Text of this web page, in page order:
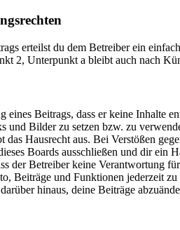
erteilst du dem Betreiber ein
2, Unterpunkt a bleibt auch nach
eines Beitrags, dass er keine Inhalte
und Bilder zu setzen bzw. zu
das Hausrecht aus. Bei Verstößen
Boards ausschließen und dir ein
der Betreiber keine Verantwortung
Beiträge und Funktionen jederzeit zu
hinaus, deine Beiträge